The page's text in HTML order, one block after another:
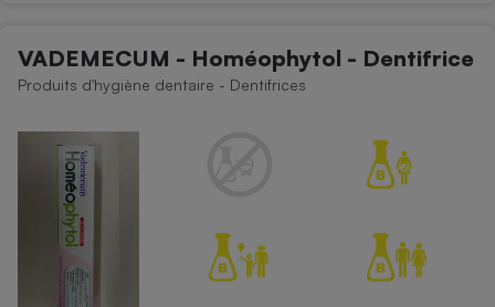
VADEMECUM - Homéophytol - Dentifrice
Produits d'hygiène dentaire - Dentifrices